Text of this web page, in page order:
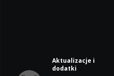
Aktualizacje i
dodatki